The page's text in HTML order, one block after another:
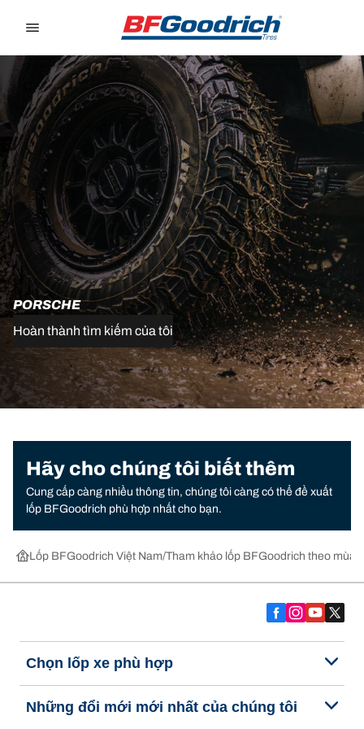
PORSCHE
Hoàn thành tìm kiếm của tôi
Hãy cho chúng tôi biết thêm
Cung cấp càng nhiều thông tin, chúng tôi càng có thể đề xuất
lốp BFGoodrich phù hợp nhất cho bạn.
Lốp BFGoodrich Việt Nam Tham khảo lốp BFGoodrich theo
Chọn lốp xe phù hợp
Những đổi mới mới nhất của chúng tôi